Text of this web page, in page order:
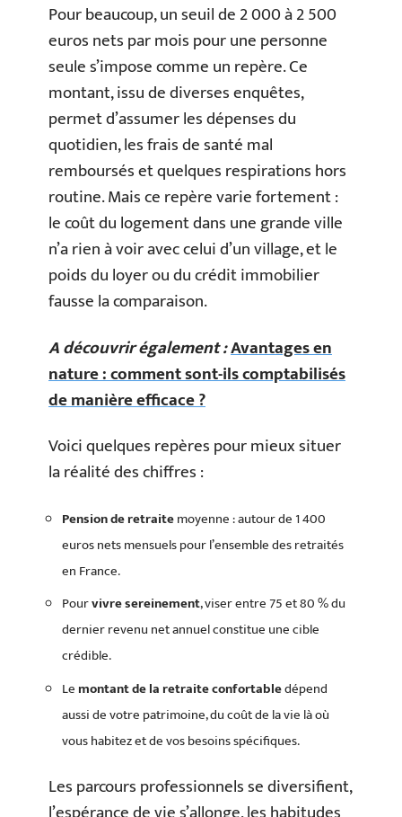
Pour beaucoup, un seuil de 2 000 à 2 500
euros nets par mois pour une personne
seule s’impose comme un repère. Ce
montant, issu de diverses enquêtes,
permet d’assumer les dépenses du
quotidien, les frais de santé mal
remboursés et quelques respirations hors
routine. Mais ce repère varie fortement :
le coût du logement dans une grande ville
n’a rien à voir avec celui d’un village, et le
poids du loyer ou du crédit immobilier
fausse la comparaison.
A découvrir également :Avantages en
nature : comment sont-ils comptabilisés
de manière efficace ?
Voici quelques repères pour mieux situer
la réalité des chiffres :
Pension de retraitemoyenne : autour de 1 400
euros nets mensuels pour l’ensemble des retraités
en France.
Pourvivre sereinement, viser entre 75 et 80 % du
dernier revenu net annuel constitue une cible
crédible.
Le montant de la retraite confortabledépend
aussi de votre patrimoine, du coût de la vie là où
vous habitez et de vos besoins spécifiques.
Les parcours professionnels se diversifient,